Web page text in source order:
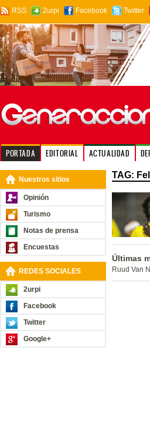
RSS 2urpi Facebook Twitter
PORTADA EDITORIAL ACTUALIDAD
Nuestros sitios
Opinión
Turismo
Notas de prensa
Encuestas
REDES SOCIALES
2urpi
Facebook
Twitter
Google+
TAG:
Últimas
Ruud Van